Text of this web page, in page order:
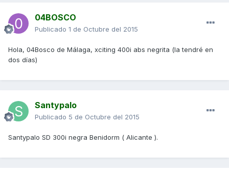
04BOSCO
Publicado 1 de Octubre del 2015
Hola, 04Bosco de Málaga, xciting 400i abs negrita (la tendré en
dos días)
Santypalo
Publicado 5 de Octubre del 2015
Santypalo SD 300i negra Benidorm ( Alicante ).